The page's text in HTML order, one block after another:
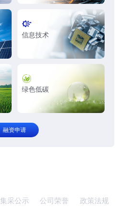
信息技术
绿色低碳
融资申请
集采公示 公司荣誉 政策法规